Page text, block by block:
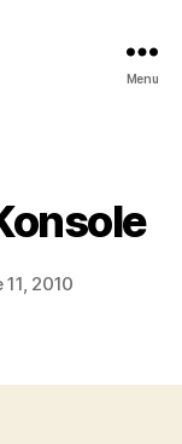
Menu
11, 2010